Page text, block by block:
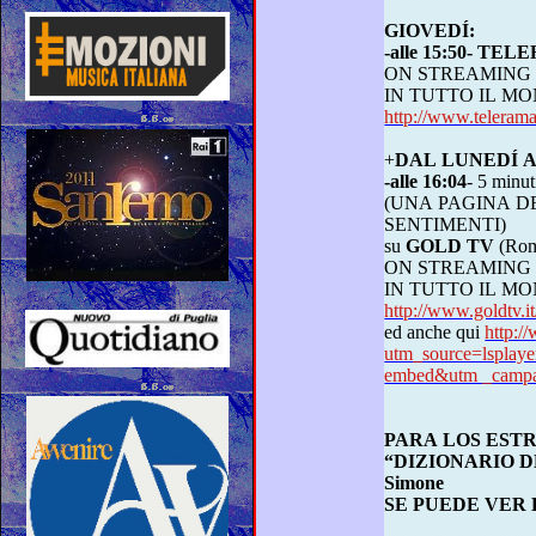
GIOVEDÍ:
-alle 15:50-
ON STREAMING
IN
http://
+
DAL
-alle 16:04 - 5
(UNA PAGINA DEL DIZIONARIO DEI
SENTIMENTI)
su
GOLD TV
ON STREAMING
IN
http://
ed anche quihttp://
embed&utm
PARA LOS
“DIZIONARIO DEI
Simone
SE PUEDE VER